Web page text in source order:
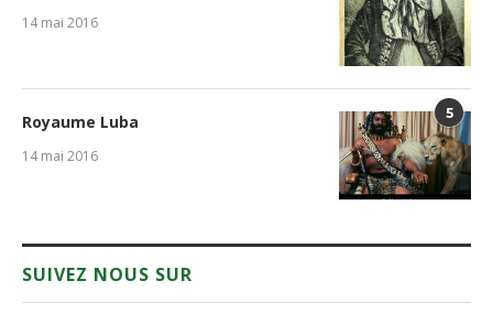
14 mai 2016
5
Royaume Luba
14 mai 2016
SUIVEZ NOUS SUR